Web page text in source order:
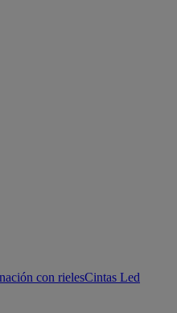
con rielesCintas Led